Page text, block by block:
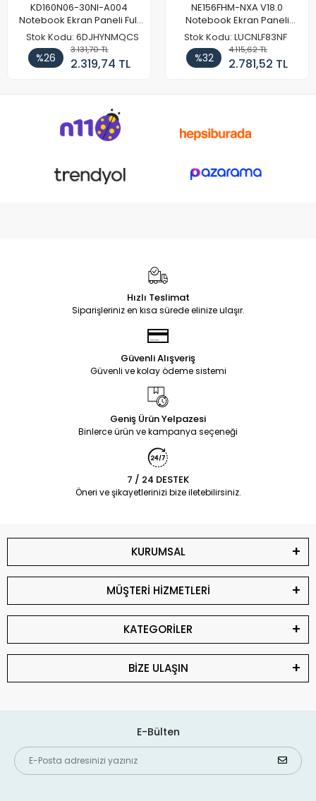
KD160N06-30NI-A004
Notebook Ekran Paneli Full
HD
Stok Kodu: 6DJHYNMQCS
%26
3.131,70 TL
2.319,74 TL
NE156FHM-NXA V18.0
Notebook Ekran Paneli
144Hz
Stok Kodu: LUCNLF83NF
%32
4.115,62 TL
2.781,52 TL
Hızlı Teslimat
Siparişleriniz en kısa sürede elinize ulaşır.
Güvenli Alışveriş
Güvenli ve kolay ödeme sistemi
Geniş Ürün Yelpazesi
Binlerce ürün ve kampanya seçeneği
7 / 24 DESTEK
Öneri ve şikayetlerinizi bize iletebilirsiniz.
KURUMSAL
MÜŞTERİ HİZMETLERİ
KATEGORİLER
BİZE ULAŞIN
E-Bülten